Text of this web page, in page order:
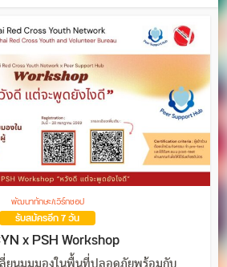
พัฒนาทักษะ/เวิร์กชอป
รับสมัครอีก 7 วัน
x PSH Workshop
ลี่ยนมุมมองในพื้นที่ปลอดภัยพร้อมกับ